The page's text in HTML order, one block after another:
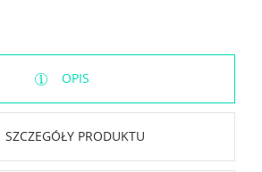
OPIS
SZCZEGÓŁY PRODUKTU